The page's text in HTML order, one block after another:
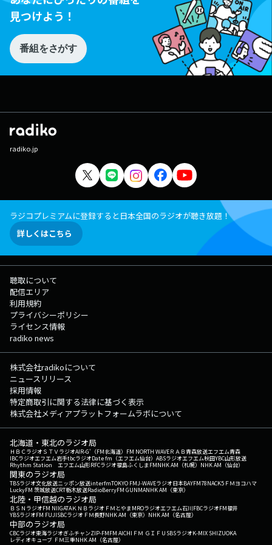
見つけよう！
番組をさがす
radiko.jp
ラジコプレミアムに登録すると日本全国のラジオが聴き放題！
詳しくはこちら
聴取について
配信エリア
利用規約
プライバシーポリシー
ライセンス情報
radiko news
株式会社radikoについて
ニュースリリース
採用情報
特定商取引に関する法律に基づく表示
株式会社メディアプラットフォームラボについて
北海道・東北のラジオ局
ＨＢＣラジオＳＴＶラジオAIR-G'（FM北海道） FM NORTH WAVEＲＡＢ青森放送エフエム青森
IBCラジオエフエム岩手tbcラジオDate fm（エフエム仙台） ABSラジオエフエム秋田YBC山形放送
Rhythm Station エフエム山形RFCラジオ福島ふくしまFMNHK AM（札幌） NHK AM（仙台）
関東のラジオ局
TBSラジオ文化放送ニッポン放送interfmTOKYO FMJ-WAVEラジオ日本BAYFM78NACK5 ＦＭヨコハマ
LuckyFM 茨城放送CRT栃木放送RadioBerryFM GUNMANHK AM（東京）
北陸・甲信越のラジオ局
ＢＳＮラジオFM NIIGATAＫＮＢラジオ ＦＭとやまMROラジオエフエム石川FBCラジオFM福井
YBSラジオFM FUJISBCラジオ ＦＭ長野NHK AM（東京） NHK AM（名古屋）
中部のラジオ局
CBCラジオ東海ラジオぎふチャンZIP-FMFM AICHI ＦＭ ＧＩＦＵ SBSラジオK-MIX SHIZUOKA
レディオキューブ ＦＭ三重NHK AM（名古屋）